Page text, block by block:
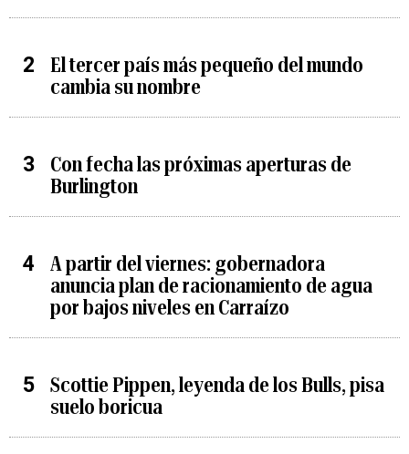
El tercer país más pequeño del mundo
cambia su nombre
Con fecha las próximas aperturas de
Burlington
A partir del viernes: gobernadora
anuncia plan de racionamiento de agua
por bajos niveles en Carraízo
Scottie Pippen, leyenda de los Bulls, pisa
suelo boricua